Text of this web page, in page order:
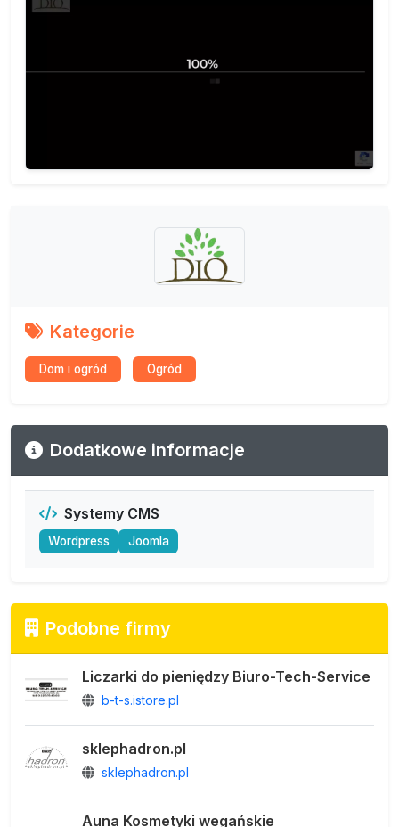
Kategorie
Dom i ogród Ogród
Dodatkowe informacje
Systemy CMS
Wordpress Joomla
Podobne firmy
Liczarki do pieniędzy Biuro-Tech-Service
b-t-s.istore.pl
sklephadron.pl
sklephadron.pl
Auna Kosmetyki wegańskie